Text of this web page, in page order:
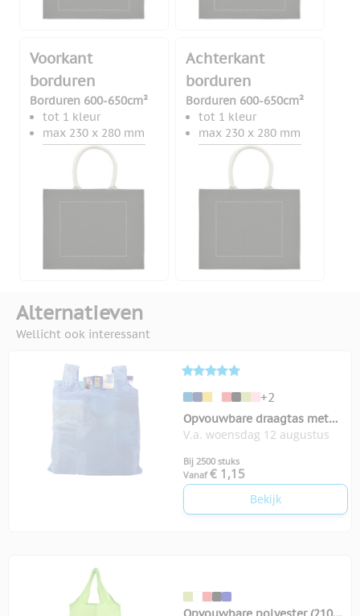
Voorkant
borduren
Borduren 600-650cm²
tot 1 kleur
max 230 x 280 mm
Achterkant
borduren
Borduren 600-650cm²
tot 1 kleur
max 230 x 280 mm
Alternatieven
Wellicht ook interessant
+2
Opvouwbare draagtas met
karabijnhaakje
V.a. woensdag 12 augustus
Bij 2500 stuks
Vanaf € 1,15
Bekijk